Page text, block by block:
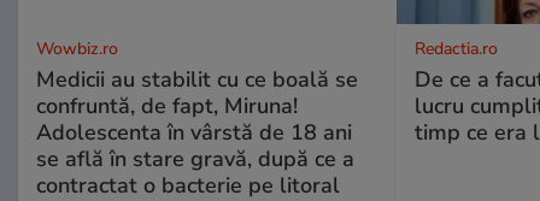
Wowbiz.ro
Medicii au stabilit cu ce boală se
confruntă, de fapt, Miruna!
Adolescenta în vârstă de 18 ani
se află în stare gravă, după ce a
contractat o bacterie pe litoral
Redactia.ro
De ce a
lucru
timp ce era